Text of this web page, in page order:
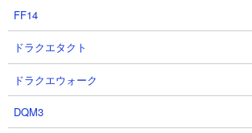
FF14
ドラクエタクト
ドラクエウォーク
DQM3